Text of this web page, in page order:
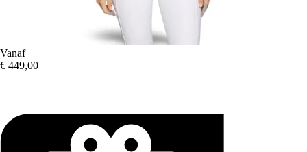
Vanaf
€ 449,00